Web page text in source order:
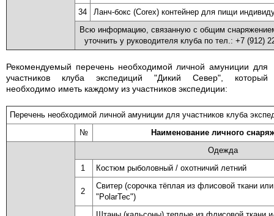
34
Ланч-бокс (Corex) контейнер для пищи
Всю информацию, связанную с общим
уточнить у руководителя клуба по тел.: +7 (912)
Рекомендуемый перечень необходимой личной амуниции для
участников клуба экспедиций "Дикий Север", который
необходимо иметь каждому из участников экспедиции:
Перечень необходимой личной амуниции для участников клуба
№
Наименование личного
Одежда
1
Костюм рыболовный / охотничий летний
2
Свитер (сорочка тёплая из флисовой ткани
"PolarTec")